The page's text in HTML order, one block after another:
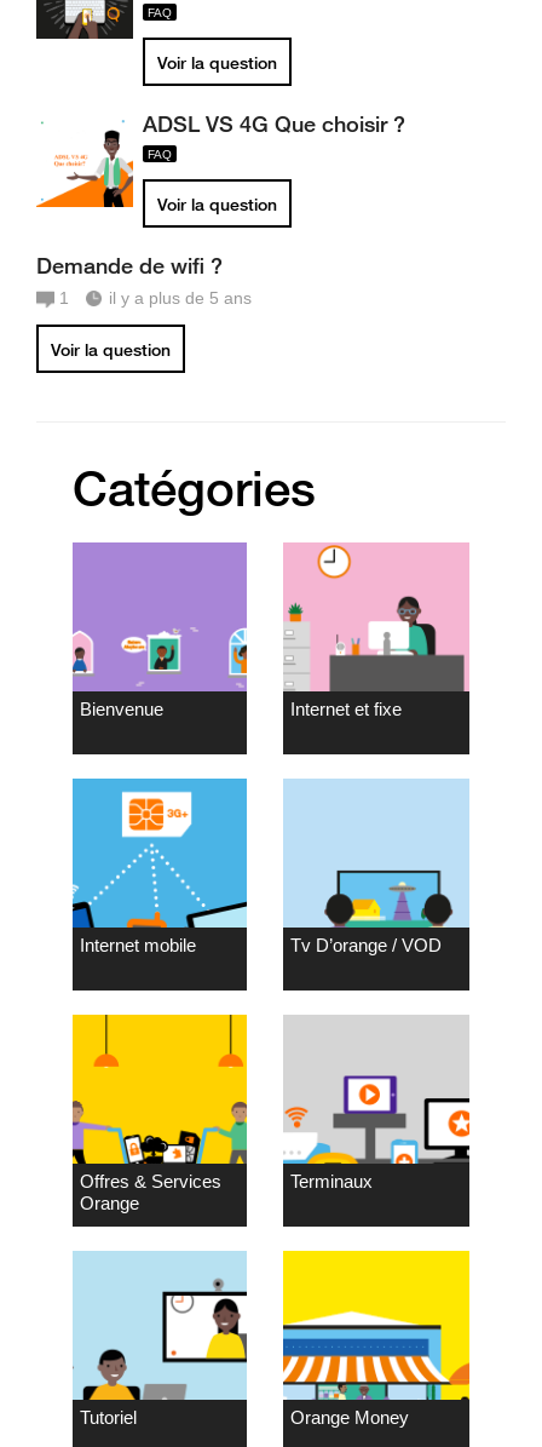
Voir la question
ADSL VS 4G Que choisir ?
Voir la question
Demande de wifi ?
1 il y a plus de 5 ans
Voir la question
Catégories
Bienvenue Internet et fixe
Internet mobile Tv D’orange / VOD
Offres & Services
Orange
Terminaux
Tutoriel Orange Money